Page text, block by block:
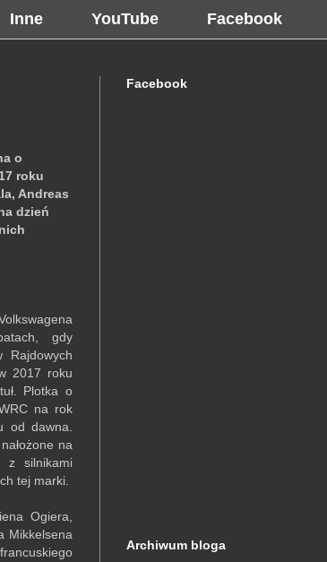
Inne YouTube Facebook
o
roku
Andreas
dzień
gdy
2017 roku
Plotka o
na rok
od dawna.
na
z silnikami
tej marki.
Ogiera,
Mikkelsena
Facebook
Archiwum bloga